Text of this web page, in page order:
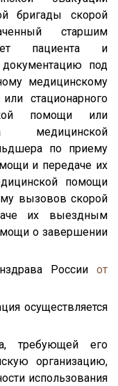
бригады скорой
старшим
пациента и
под
медицинскому
стационарного
помощи или
медицинской
по приему
и передаче их
помощи
вызовов скорой
их выездным
о завершении
России от
осуществляется
требующей его
организацию,
использования